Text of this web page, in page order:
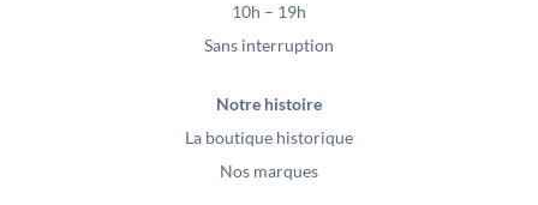
10h – 19h
Sans interruption
Notre histoire
La boutique historique
Nos marques